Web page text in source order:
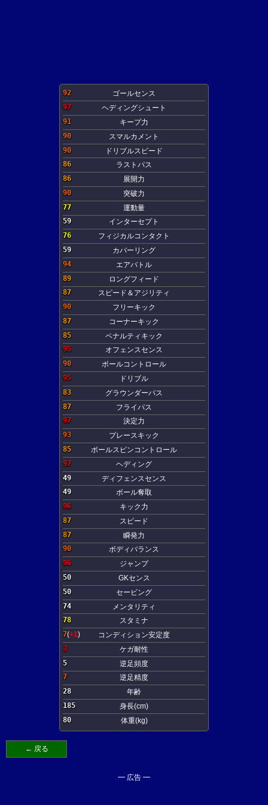
92
ゴールセンス
97
ヘディングシュート
91
キープ力
90
スマルカメント
90
ドリブルスピード
86
ラストパス
86
展開力
90
突破力
77
運動量
59
インターセプト
76
フィジカルコンタクト
59
カバーリング
94
エアバトル
89
ロングフィード
87
スピード＆アジリティ
90
フリーキック
87
コーナーキック
85
ペナルティキック
95
オフェンスセンス
90
ボールコントロール
95
ドリブル
83
グラウンダーパス
87
フライパス
97
決定力
93
プレースキック
85
ボールスピンコントロール
97
ヘディング
49
ディフェンスセンス
49
ボール奪取
96
キック力
87
スピード
87
瞬発力
90
ボディバランス
96
ジャンプ
50
GKセンス
50
セービング
74
メンタリティ
78
スタミナ
7(+1)
コンディション安定度
3
ケガ耐性
5
逆足頻度
7
逆足精度
28
年齢
185
身長(cm)
80
体重(kg)
← 戻る
━ 広告 ━